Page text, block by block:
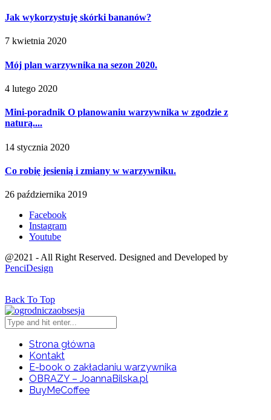
Jak wykorzystuję skórki bananów?
7 kwietnia 2020
Mój plan warzywnika na sezon 2020.
4 lutego 2020
Mini-poradnik O planowaniu warzywnika w zgodzie z
naturą....
14 stycznia 2020
Co robię jesienią i zmiany w warzywniku.
26 października 2019
Facebook
Instagram
Youtube
@2021 - All Right Reserved. Designed and Developed by
PenciDesign
Back To Top
Strona główna
Kontakt
E-book o zakładaniu warzywnika
OBRAZY – JoannaBilska.pl
BuyMeCoffee